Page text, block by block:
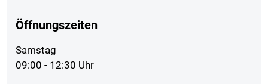
Öffnungszeiten
Samstag
09:00 - 12:30 Uhr